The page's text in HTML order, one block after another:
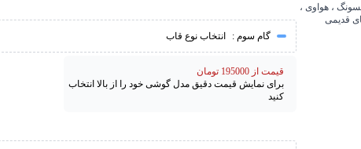
، هواوی ،
قدیمی
گام سوم : انتخاب نوع قاب
قیمت از 195000 تومان
برای نمایش قیمت دقیق مدل گوشی خود را از بالا انتخاب
کنید